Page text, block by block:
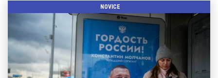
NOVICE